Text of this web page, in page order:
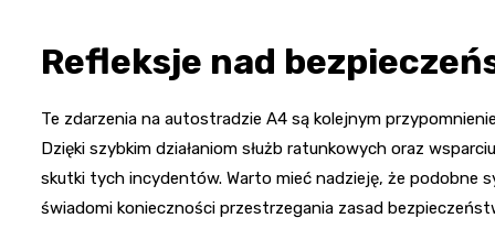
Refleksje nad
Te zdarzenia na autostradzie A4 są kolejnym
Dzięki szybkim działaniom służb ratunkowych oraz
skutki tych incydentów. Warto mieć nadzieję, że podobne
świadomi konieczności przestrzegania zasad